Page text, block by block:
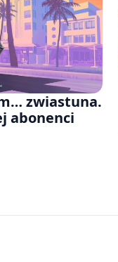
zwiastuna.
abonenci